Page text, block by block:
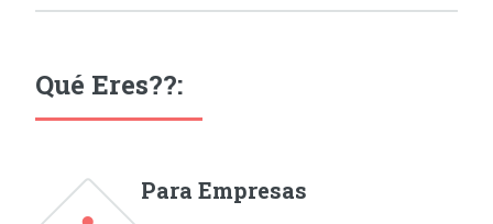
Qué Eres??:
Para Empresas